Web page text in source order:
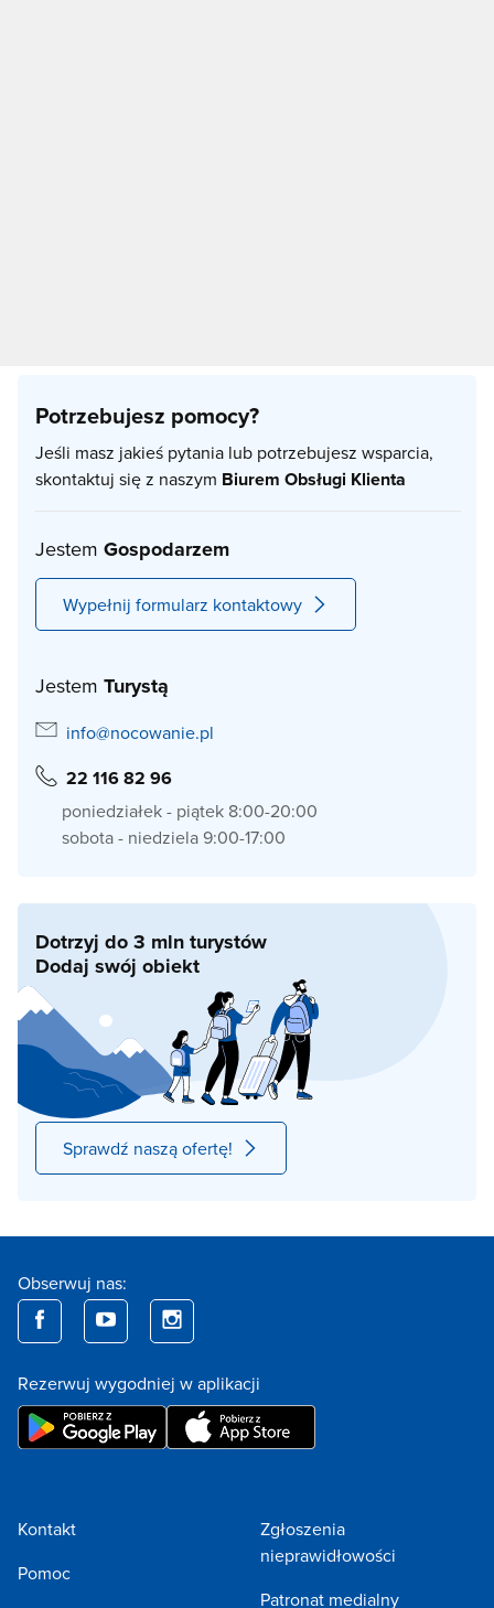
Potrzebujesz pomocy?
Jeśli masz jakieś pytania lub potrzebujesz wsparcia,
skontaktuj się z naszym Biurem Obsługi Klienta
Jestem Gospodarzem
Wypełnij formularz kontaktowy
Jestem Turystą
info@nocowanie.pl
22 116 82 96
poniedziałek - piątek 8:00-20:00
sobota - niedziela 9:00-17:00
Dotrzyj do 3 mln turystów
Dodaj swój obiekt
Sprawdź naszą ofertę!
Obserwuj nas:
Rezerwuj wygodniej w aplikacji
Kontakt
Pomoc
Zgłoszenia
nieprawidłowości
Patronat medialny